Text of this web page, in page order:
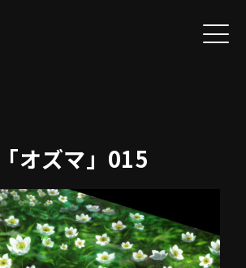
オズマ」015